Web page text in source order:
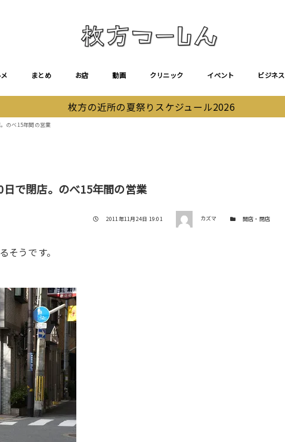
まとめ お店 動画 クリニック イベント ビジネス
枚方の近所の夏祭りスケジュール2026
のべ15年間の営業
で閉店。のべ15年間の営業
投稿日
2011年11月24日 19:01 著者 カズマ カテゴリー開店・閉店
うです。